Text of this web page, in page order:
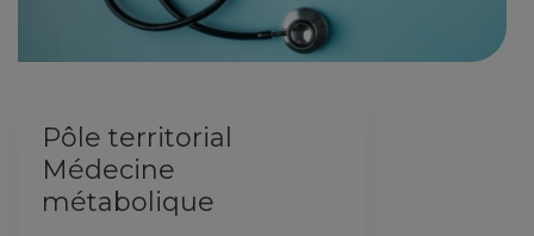
Pôle territorial
Médecine
métabolique